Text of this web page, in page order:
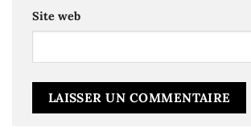
Site web